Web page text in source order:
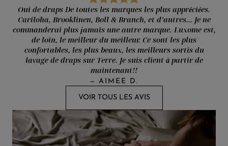
Oui de draps De toutes les marques les plus appréciées.
Cariloha, Brooklinen, Boll & Branch, et d’autres... Je ne
commanderai plus jamais une autre marque. Luxome est,
de loin, le meilleur du meilleur. Ce sont les plus
confortables, les plus beaux, les meilleurs sortis du
lavage de draps sur Terre. Je suis client à partir de
maintenant!!
— AIMEE D.
VOIR TOUS LES AVIS